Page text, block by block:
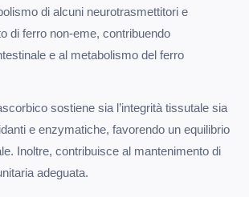
di alcuni neurotrasmettitori e
di ferro non-eme, contribuendo
e al metabolismo del ferro
sostiene sia l’integrità tissutale sia
e enzymatiche, favorendo un equilibrio
Inoltre, contribuisce al mantenimento di
adeguata.